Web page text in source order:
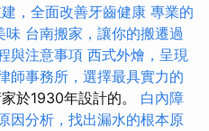
，全面改善牙齒健康 專業的
味 台南搬家，讓你的搬遷過
與注意事項 西式外燴，呈現
師事務所，選擇最具實力的
於1930年設計的。 白內障
因分析，找出漏水的根本原